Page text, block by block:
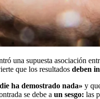
una supuesta asociación
que los resultados deben
ha demostrado nada» y
se debe a un sesgo: las